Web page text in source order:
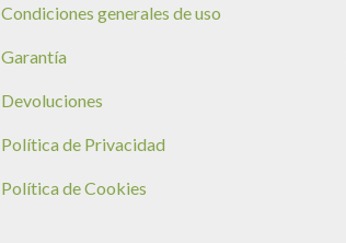
Condiciones generales de uso
Garantía
Devoluciones
Política de Privacidad
Política de Cookies